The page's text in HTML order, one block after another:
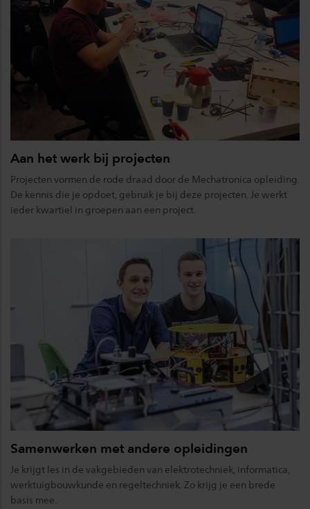
Aan het werk bij projecten
Projecten vormen de rode draad door de Mechatronica opleiding.
De kennis die je opdoet, gebruik je bij deze projecten. Je werkt
ieder kwartiel in groepen aan een project.
Samenwerken met andere opleidingen
Je krijgt les in de vakgebieden van elektrotechniek, informatica,
werktuigbouwkunde en regeltechniek. Zo krijg je een brede
basis mee.